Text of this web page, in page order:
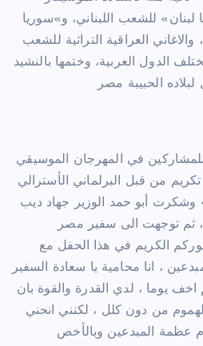
للشعب اللبناني، و»سوريا
العراقية التراثية للشعب
الدول العربية، وختمها بالنشيد
الحبيبة مصر
في المهرجان الموسيقي
من قبل البرلماني الأسترالي
وشكرت أبو حمد الوزير جهاد ديب
ثم توجهت الى سفير مصر
الكريم في هذا الحفل مع
، انا محامية يا سعادة السفير
اخف يوما ، لدي القدرة والقوة بان
من دون كلل ، لكنني انحني
عظمة المبدعين وبالأخص